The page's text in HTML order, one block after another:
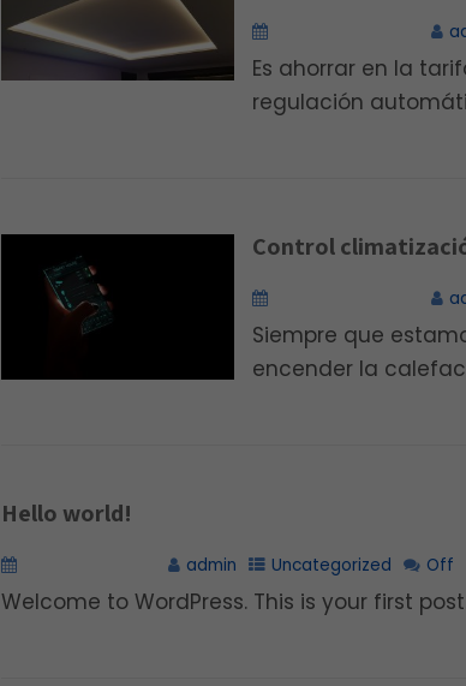
Es ahorrar en la
regulación
Control
Siempre que
encender la
Hello world!
admin Uncategorized Off
Welcome to WordPress. This is your first